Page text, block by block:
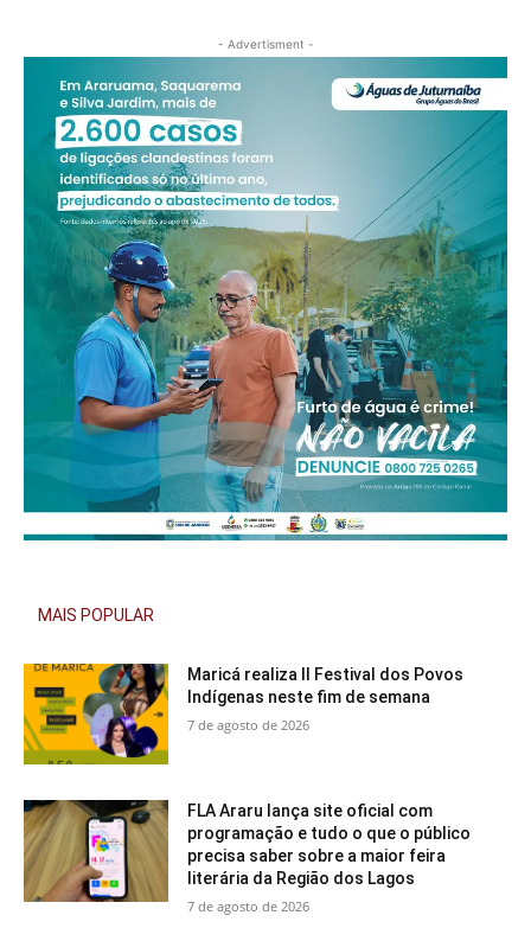
- Advertisment -
MAIS POPULAR
Maricá realiza II Festival dos Povos
Indígenas neste fim de semana
7 de agosto de 2026
FLA Araru lança site oficial com
programação e tudo o que o público
precisa saber sobre a maior feira
literária da Região dos Lagos
7 de agosto de 2026